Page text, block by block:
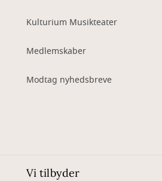
Kulturium Musikteater
Medlemskaber
Modtag nyhedsbreve
Vi tilbyder